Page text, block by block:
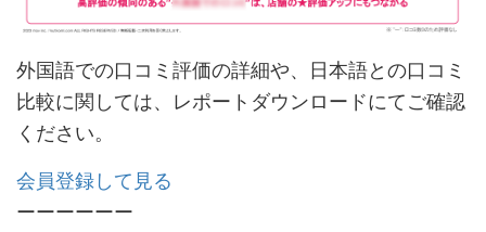
外国語での口コミ評価の詳細や、日本語との口コミ
比較に関しては、レポートダウンロードにてご確認
ください。
会員登録して見る
ーーーーーー